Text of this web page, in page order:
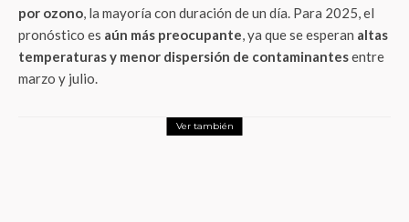
por ozono, la mayoría con duración de un día. Para 2025, el
pronóstico es aún más preocupante, ya que se esperan altas
temperaturas y menor dispersión de contaminantesentre
marzo y julio.
Ver también